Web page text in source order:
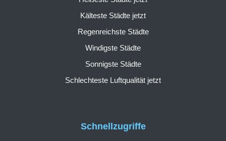
Schnellzugriffe
Kälteste Städte jetzt
Regenreichste Städte
Windigste Städte
Sonnigste Städte
Schlechteste Luftqualität jetzt